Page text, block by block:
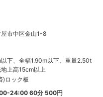
市中区金山1-8
下、全幅1.90m以下、重量2.50t
上高15cm以上
)ロック板
24:00 60分 500円